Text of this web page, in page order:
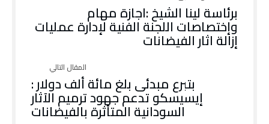
برئاسة لينا الشيخ :اجازة مهام
وإختصاصات اللجنة الفنية لإدارة عمليات
إزالة اثار الفيضانات
بتبرع مبدئى بلغ مائة ألف دولار :
إيسيسكو تدعم جهود ترميم الآثار
السودانية المتأثرة بالفيضانات